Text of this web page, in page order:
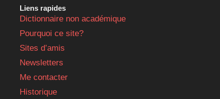
Liens rapides
Dictionnaire non académique
Pourquoi ce site?
Sites d’amis
Newsletters
Me contacter
Historique